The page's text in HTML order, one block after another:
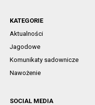
KATEGORIE
Aktualności
Jagodowe
Komunikaty sadownicze
Nawożenie
SOCIAL MEDIA